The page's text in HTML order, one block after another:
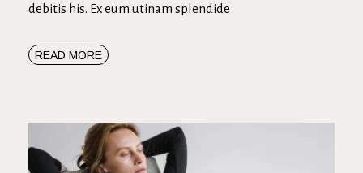
debitis his. Ex eum utinam splendide
READ MORE